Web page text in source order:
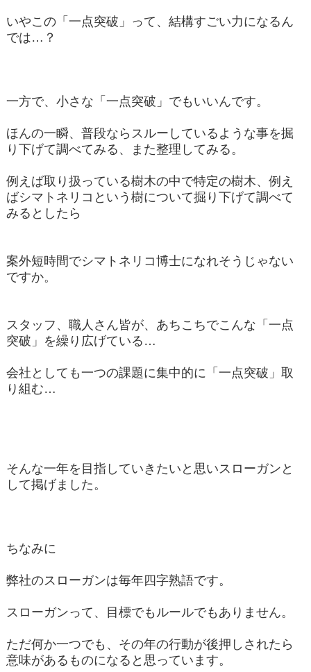
いやこの「一点突破」って、結構すごい力になるん
では…？
一方で、小さな「一点突破」でもいいんです。
ほんの一瞬、普段ならスルーしているような事を掘
り下げて調べてみる、また整理してみる。
例えば取り扱っている樹木の中で特定の樹木、例え
ばシマトネリコという樹について掘り下げて調べて
みるとしたら
案外短時間でシマトネリコ博士になれそうじゃない
ですか。
スタッフ、職人さん皆が、あちこちでこんな「一点
突破」を繰り広げている…
会社としても一つの課題に集中的に「一点突破」取
り組む…
そんな一年を目指していきたいと思いスローガンと
して掲げました。
ちなみに
弊社のスローガンは毎年四字熟語です。
スローガンって、目標でもルールでもありません。
ただ何か一つでも、その年の行動が後押しされたら
意味があるものになると思っています。